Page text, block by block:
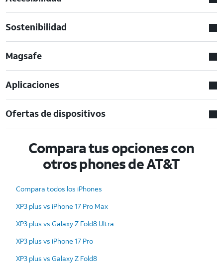
Sostenibilidad
Magsafe
Aplicaciones
Ofertas de dispositivos
Compara tus opciones con
otros phones de AT&T
Compara todos los iPhones
XP3 plus vs iPhone 17 Pro Max
XP3 plus vs Galaxy Z Fold8 Ultra
XP3 plus vs iPhone 17 Pro
XP3 plus vs Galaxy Z Fold8